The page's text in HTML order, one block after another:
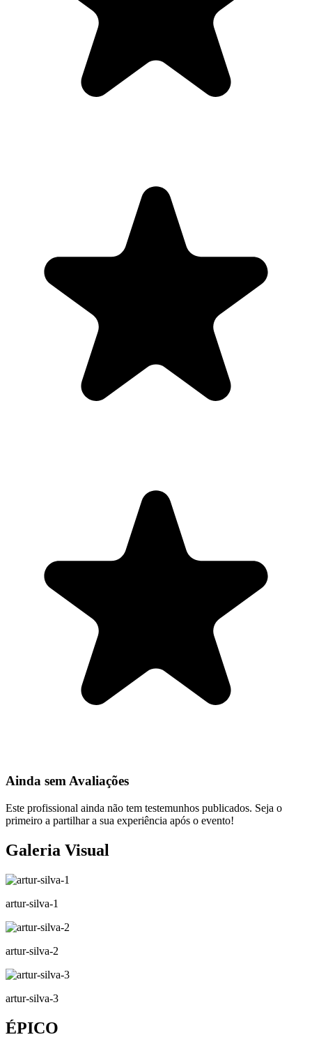
Ainda sem Avaliações
Este profissional ainda não tem testemunhos publicados. Seja o
primeiro a partilhar a sua experiência após o evento!
Galeria Visual
artur-silva-1
artur-silva-2
artur-silva-3
ÉPICO